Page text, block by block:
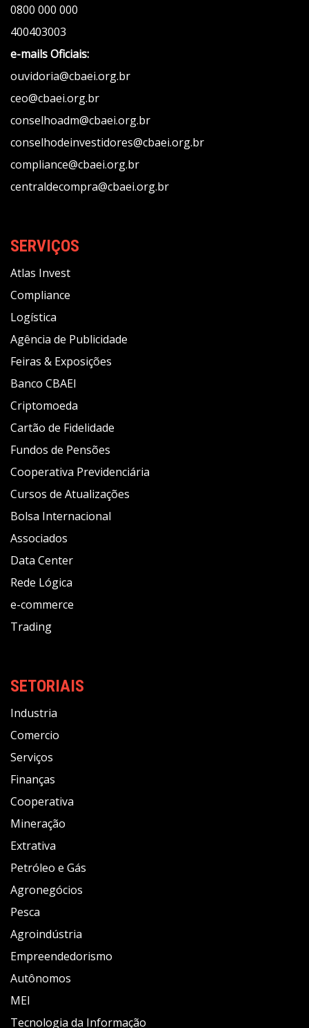
0800 000 000
400403003
e-mails Oficiais:
ouvidoria@cbaei.org.br
ceo@cbaei.org.br
conselhoadm@cbaei.org.br
conselhodeinvestidores@cbaei.org.br
compliance@cbaei.org.br
centraldecompra@cbaei.org.br
SERVIÇOS
Atlas Invest
Compliance
Logística
Agência de Publicidade
Feiras & Exposições
Banco CBAEI
Criptomoeda
Cartão de Fidelidade
Fundos de Pensões
Cooperativa Previdenciária
Cursos de Atualizações
Bolsa Internacional
Associados
Data Center
Rede Lógica
e-commerce
Trading
SETORIAIS
Industria
Comercio
Serviços
Finanças
Cooperativa
Mineração
Extrativa
Petróleo e Gás
Agronegócios
Pesca
Agroindústria
Empreendedorismo
Autônomos
MEI
Tecnologia da Informação